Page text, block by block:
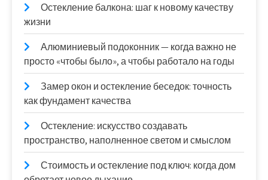
Остекление балкона: шаг к новому качеству
жизни
Алюминиевый подоконник — когда важно не
просто «чтобы было», а чтобы работало на годы
Замер окон и остекление беседок: точность
как фундамент качества
Остекление: искусство создавать
пространство, наполненное светом и смыслом
Стоимость и остекление под ключ: когда дом